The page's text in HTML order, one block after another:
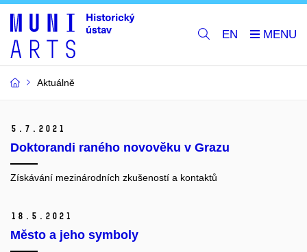
EN
Aktuálně
5. 7. 2021
Doktorandi raného novověku v Grazu
Získávání mezinárodních zkušeností a kontaktů
18. 5. 2021
Město a jeho symboly